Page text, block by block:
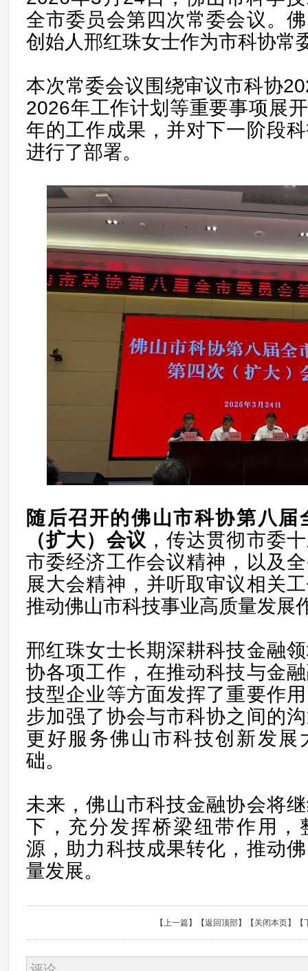
全市委员会第四次常委会议。
创始人邢红珠女士作为市科协常
本次常委会议围绕审议市科协
2026年工作计划等重要事项展
年的工作成果，并对下一阶段
进行了部署。
随后召开的佛山市科协第八届
（扩大）会议 ，传达贯彻市委
市委经济工作会议精神，以及
展大会精神，并听取审议相关
推动佛山市科技事业高质量发展
邢红珠女士长期深耕科技金融
协各项工作，在推动科技与金
技型企业等方面发挥了重要作
步加强了协会与市科协之间的
更好服务佛山市科技创新发展
础。
未来，佛山市科技金融协会将
下，充分发挥桥梁纽带作用，
源，助力科技成果转化，推动
量发展。
【上一篇】【返回顶部】【 关闭本页】【